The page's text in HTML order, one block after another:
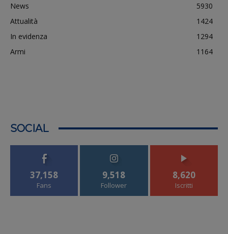
News
5930
Attualità
1424
In evidenza
1294
Armi
1164
SOCIAL
37,158
Fans
9,518
Follower
8,620
Iscritti